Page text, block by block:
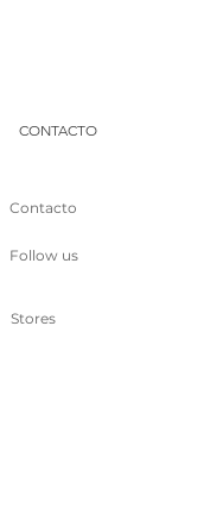
CONTACTO
Contacto
Follow us
Stores